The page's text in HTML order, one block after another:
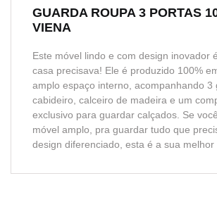
GUARDA ROUPA 3 PORTAS
VIENA
Este móvel lindo e com design inovador
casa precisava! Ele é produzido 100%
amplo espaço interno, acompanhando 3
cabideiro, calceiro de madeira e um
exclusivo para guardar calçados. Se
móvel amplo, pra guardar tudo que
design diferenciado, esta é a sua melhor